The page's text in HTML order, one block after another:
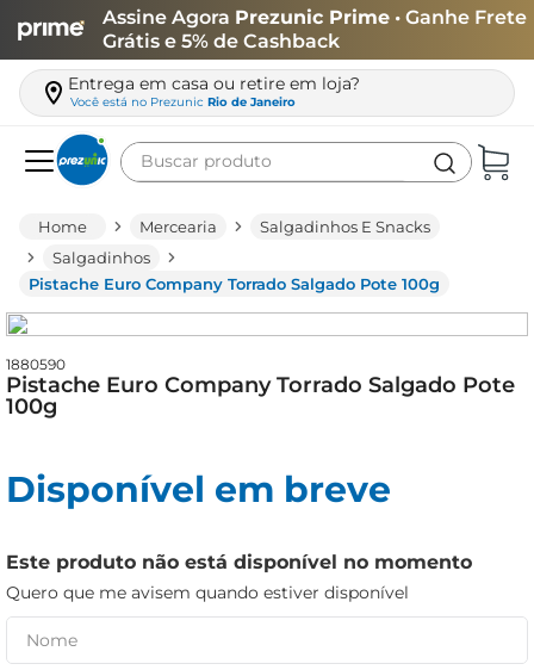
Assine Agora Prezunic Prime • Ganhe Frete
Grátis e 5% de Cashback
Entrega em casa ou retire em loja?
Você está no Prezunic Rio de Janeiro
Buscar produto
Mercearia
Salgadinhos E Snacks
Salgadinhos
Pistache Euro Company Torrado Salgado Pote 100g
1880590
Pistache Euro Company Torrado Salgado Pote
100g
Disponível em breve
Este produto não está disponível no momento
Quero que me avisem quando estiver disponível
leite
queijo
azeite
arroz
papel higiênico
cerveja